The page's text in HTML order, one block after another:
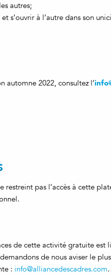
autres;
s’ouvrir à l’autre dans son
automne 2022, consultez l’
restreint pas l’accès à cette
de cette activité gratuite est
de nous aviser le
: info@alliancedescadres.com